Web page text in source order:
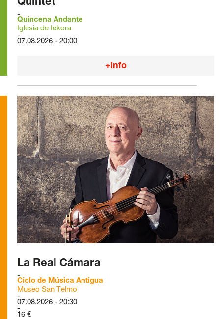
Quintet
Quincena Andante
Iglesia de Iekora
07.08.2026 - 20:00
+info
La Real Cámara
Ciclo de Música Antigua
Museo San Telmo
07.08.2026 - 20:30
16 €